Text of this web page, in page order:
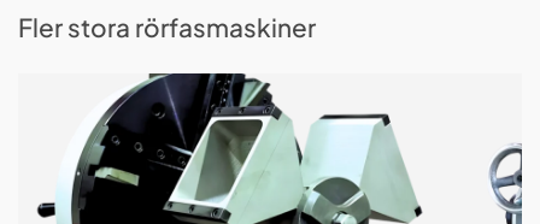
Fler stora rörfasmaskiner